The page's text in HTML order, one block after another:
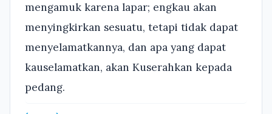
mengamuk karena lapar; engkau akan
menyingkirkan sesuatu, tetapi tidak dapat
menyelamatkannya, dan apa yang dapat
kauselamatkan, akan Kuserahkan kepada
pedang.